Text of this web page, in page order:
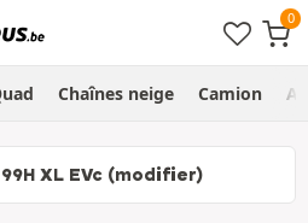
Chaînes neige Camion
99H XL EVc (modifier)